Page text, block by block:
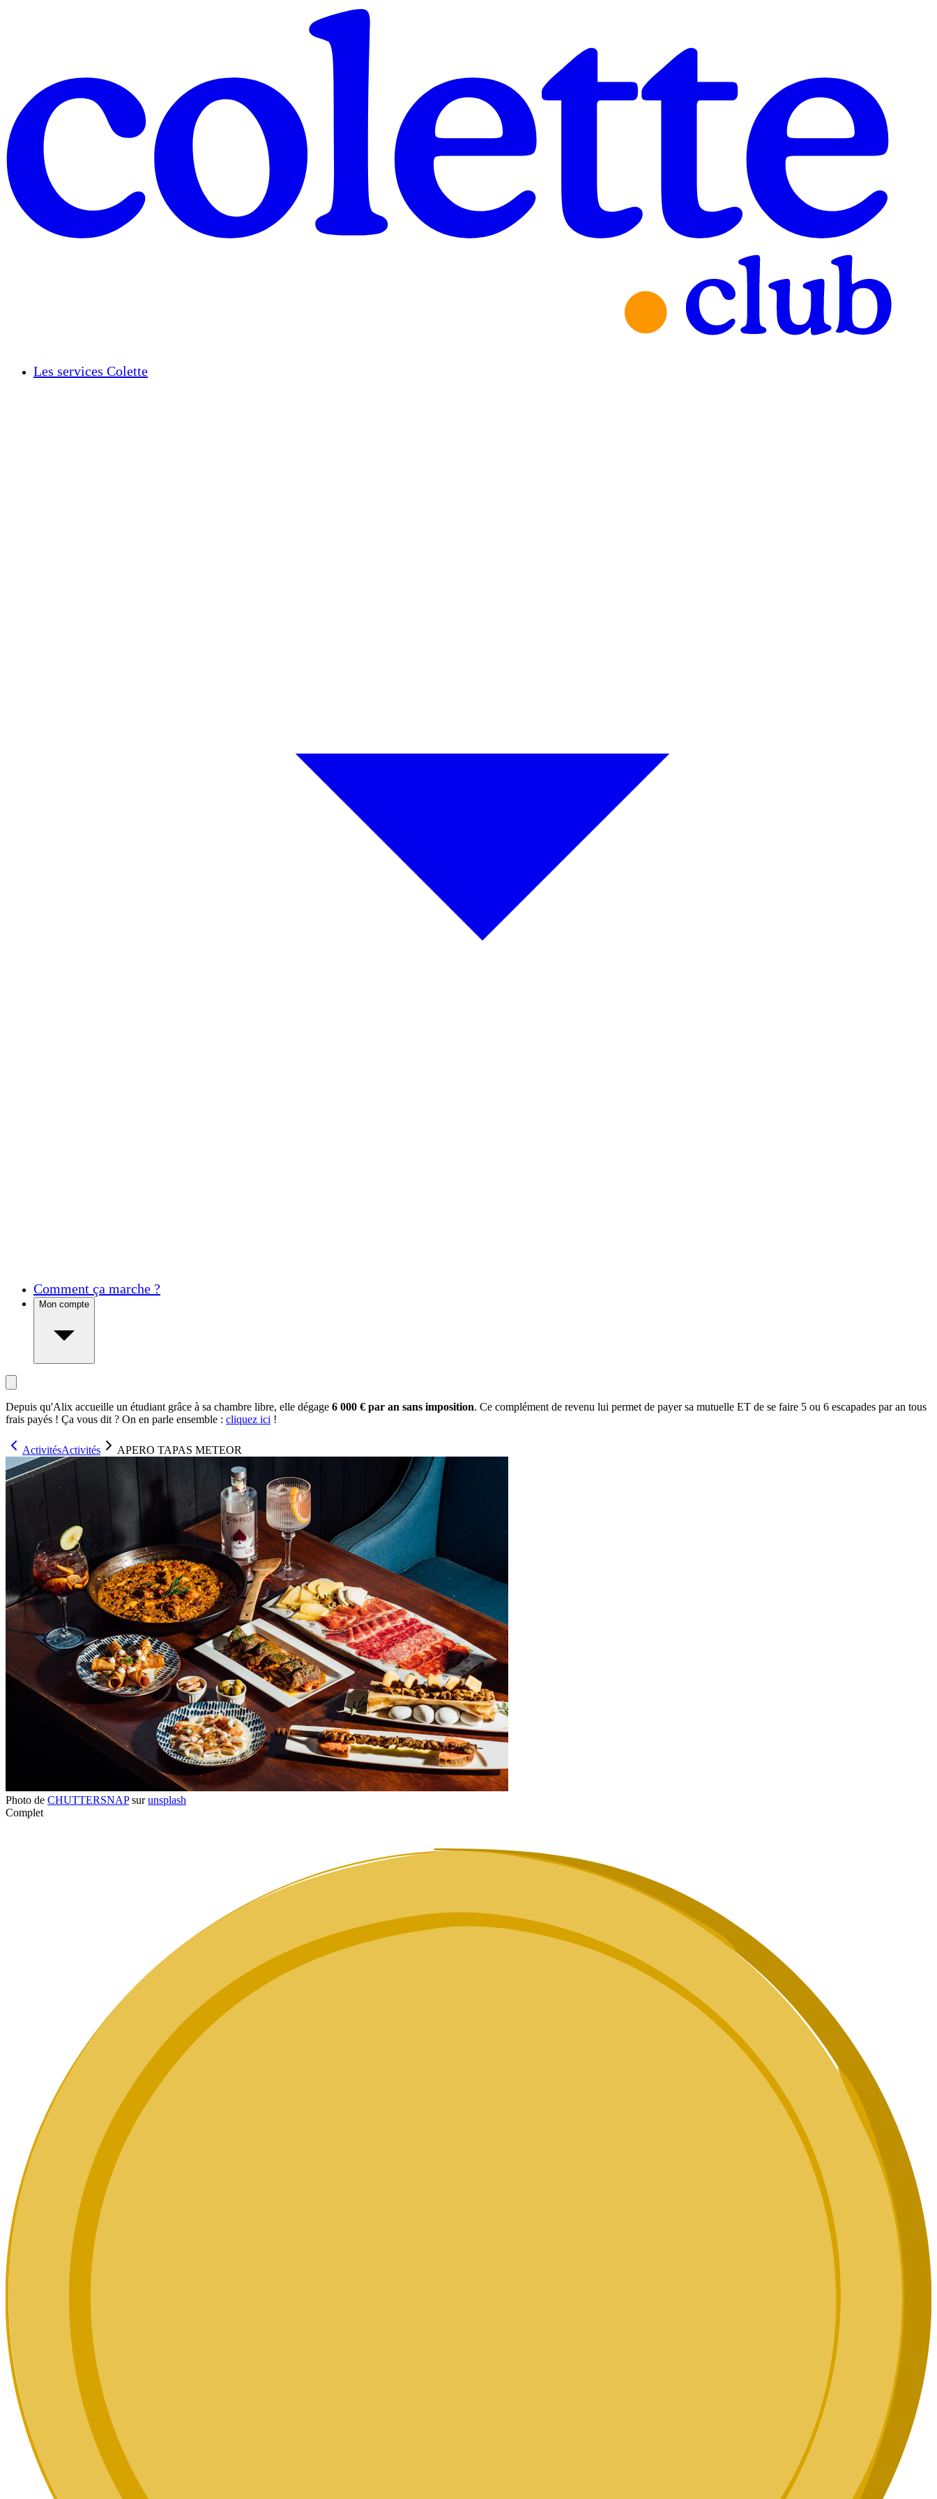
Les services Colette
Comment ça marche ?
Mon compte
Depuis qu'Alix accueille un étudiant grâce à sa chambre libre, elle dégage 6 000 € par an sans imposition. Ce complément de revenu lui permet de payer sa mutuelle ET de se faire 5 ou 6 escapades par an tous
frais payés ! Ça vous dit ? On en parle ensemble : cliquez ici !
ActivitésActivités APERO TAPAS METEOR
Photo de CHUTTERSNAPsurunsplash
Complet